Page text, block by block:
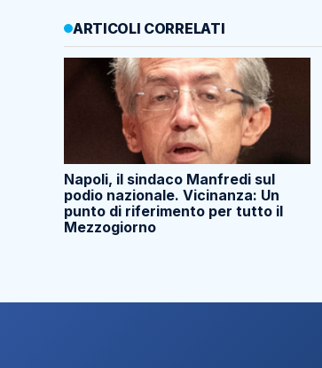
ARTICOLI CORRELATI
Napoli, il sindaco Manfredi sul
podio nazionale. Vicinanza: Un
punto di riferimento per tutto il
Mezzogiorno